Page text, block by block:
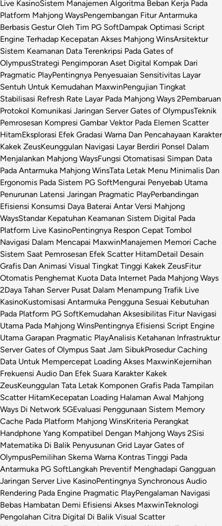
Live KasinoSistem Manajemen Algoritma Beban Kerja Pada
Platform Mahjong WaysPengembangan Fitur Antarmuka
Berbasis Gestur Oleh Tim PG SoftDampak Optimasi Script
Engine Terhadap Kecepatan Akses Mahjong WinsArsitektur
Sistem Keamanan Data Terenkripsi Pada Gates of
OlympusStrategi Pengimporan Aset Digital Kompak Dari
Pragmatic PlayPentingnya Penyesuaian Sensitivitas Layar
Sentuh Untuk Kemudahan MaxwinPengujian Tingkat
Stabilisasi Refresh Rate Layar Pada Mahjong Ways 2Pembaruan
Protokol Komunikasi Jaringan Server Gates of OlympusTeknik
Pemrosesan Kompresi Gambar Vektor Pada Elemen Scatter
HitamEksplorasi Efek Gradasi Warna Dan Pencahayaan Karakter
Kakek ZeusKeunggulan Navigasi Layar Berdiri Ponsel Dalam
Menjalankan Mahjong WaysFungsi Otomatisasi Simpan Data
Pada Antarmuka Mahjong WinsTata Letak Menu Minimalis Dan
Ergonomis Pada Sistem PG SoftMengurai Penyebab Utama
Penurunan Latensi Jaringan Pragmatic PlayPerbandingan
Efisiensi Konsumsi Daya Baterai Antar Versi Mahjong
WaysStandar Kepatuhan Keamanan Sistem Digital Pada
Platform Live KasinoPentingnya Respon Cepat Tombol
Navigasi Dalam Mencapai MaxwinManajemen Memori Cache
Sistem Saat Pemrosesan Efek Scatter HitamDetail Desain
Grafis Dan Animasi Visual Tingkat Tinggi Kakek ZeusFitur
Otomatis Penghemat Kuota Data Internet Pada Mahjong Ways
2Daya Tahan Server Pusat Dalam Menampung Trafik Live
KasinoKustomisasi Antarmuka Pengguna Sesuai Kebutuhan
Pada Platform PG SoftKemudahan Aksesibilitas Fitur Navigasi
Utama Pada Mahjong WinsPentingnya Efisiensi Script Engine
Utama Garapan Pragmatic PlayAnalisis Ketahanan Infrastruktur
Server Gates of Olympus Saat Jam SibukProsedur Caching
Data Untuk Mempercepat Loading Akses MaxwinKejernihan
Frekuensi Audio Dan Efek Suara Karakter Kakek
ZeusKeunggulan Tata Letak Komponen Grafis Pada Tampilan
Scatter HitamKecepatan Loading Halaman Awal Mahjong
Ways Di Network 5GEvaluasi Penggunaan Sistem Memory
Cache Pada Platform Mahjong WinsKriteria Perangkat
Handphone Yang Kompatibel Dengan Mahjong Ways 2Sisi
Matematika Di Balik Penyusunan Grid Layar Gates of
OlympusPemilihan Skema Warna Kontras Tinggi Pada
Antarmuka PG SoftLangkah Preventif Menghadapi Gangguan
Jaringan Server Live KasinoPentingnya Synchronous Audio
Rendering Pada Engine Pragmatic PlayPengalaman Navigasi
Bebas Hambatan Demi Efisiensi Akses MaxwinTeknologi
Pengolahan Citra Digital Di Balik Visual Scatter